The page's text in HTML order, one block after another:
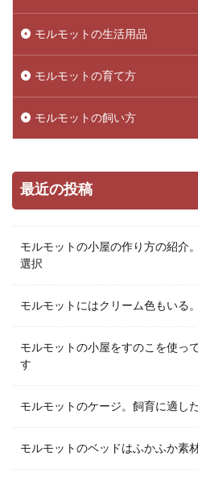
モルモットの生活用品
モルモットの育て方
モルモットの飼い方
最近の投稿
モルモットの小屋の作り方の紹介
選択
モルモットにはクリーム色もいる
モルモットの小屋をすのこを使っ
す
モルモットのケージ。飼育に適し
モルモットのベッドはふかふか素